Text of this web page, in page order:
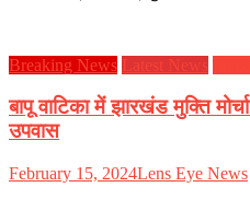
Breaking News Latest News
बापू वाटिका में झारखंड मुक्ति
उपवास
February 15, 2024Lens Eye News